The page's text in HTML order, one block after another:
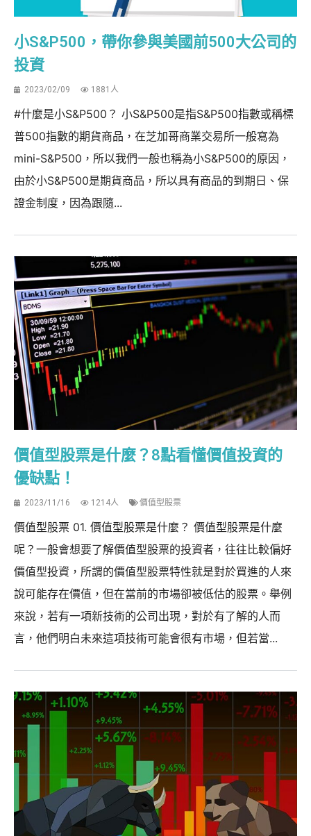
小S&P500，帶你參與美國前500大公司的
投資
2023/02/09 1881人
#什麼是小S&P500？ 小S&P500是指S&P500指數或稱標
普500指數的期貨商品，在芝加哥商業交易所一般寫為
mini-S&P500，所以我們一般也稱為小S&P500的原因，
由於小S&P500是期貨商品，所以具有商品的到期日、保
證金制度，因為跟隨...
價值型股票是什麼？8點看懂價值投資的
優缺點！
2023/11/16 1214人 價值型股票
價值型股票 01. 價值型股票是什麼？ 價值型股票是什麼
呢？一般會想要了解價值型股票的投資者，往往比較偏好
價值型投資，所謂的價值型股票特性就是對於買進的人來
說可能存在價值，但在當前的市場卻被低估的股票。舉例
來說，若有一項新技術的公司出現，對於有了解的人而
言，他們明白未來這項技術可能會很有市場，但若當...